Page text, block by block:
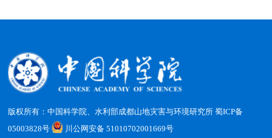
版权所有：中国科学院、水利部成都山地灾害与环境研究所蜀ICP备
05003828号
川公网安备 51010702001669号